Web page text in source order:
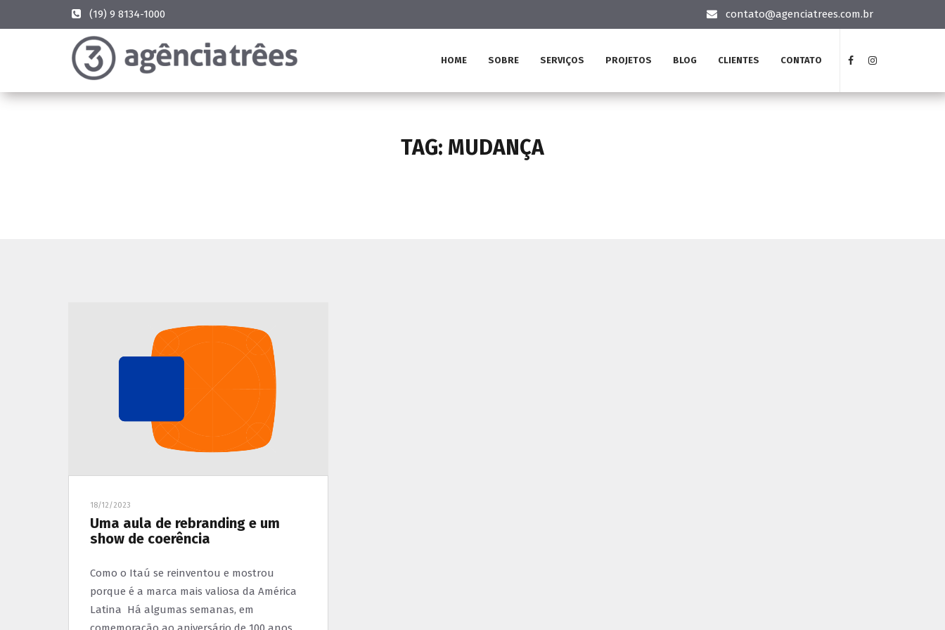
(19) 9 8134-1000 contato@agenciatrees.com.br
HOME SOBRE SERVIÇOS PROJETOS BLOG CLIENTES CONTATO
TAG: MUDANÇA
18/12/2023
Uma aula de rebranding e um
show de coerência
Como o Itaú se reinventou e mostrou
porque é a marca mais valiosa da América
Latina Há algumas semanas, em